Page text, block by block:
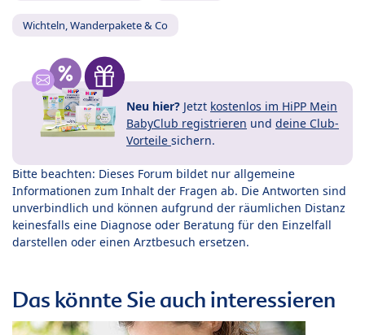
Wichteln, Wanderpakete & Co
Neu hier? Jetzt kostenlos im HiPP Mein
BabyClub registrieren und deine Club-
Vorteile sichern.
Bitte beachten: Dieses Forum bildet nur allgemeine
Informationen zum Inhalt der Fragen ab. Die Antworten sind
unverbindlich und können aufgrund der räumlichen Distanz
keinesfalls eine Diagnose oder Beratung für den Einzelfall
darstellen oder einen Arztbesuch ersetzen.
Das könnte Sie auch interessieren